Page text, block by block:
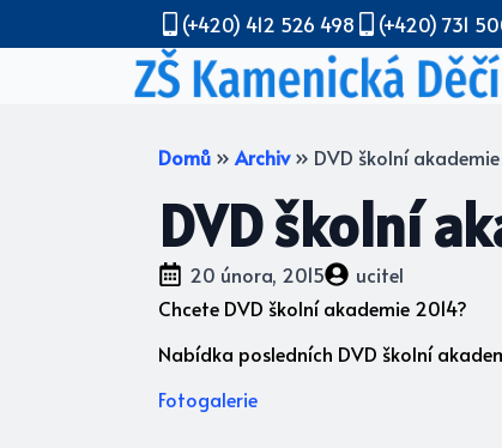
(+420) 412 526 498 (+420) 731
Domů » Archiv » DVD školní akademie
DVD školní
20 února, 2015
ucitel
Chcete DVD školní akademie 2014?
Nabídka posledních DVD školní
Fotogalerie